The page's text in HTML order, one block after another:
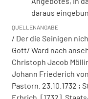
daraus
QUELLENANGABE
/ Der die Seinigen
Gott/ Ward nach
Christoph Jacob
Johann Friederich
Pastorn. 23.10.1732 ;
Erbrich, [1732].